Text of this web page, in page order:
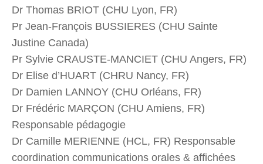
Dr Thomas BRIOT (CHU Lyon, FR)
Pr Jean-François BUSSIERES (CHU Sainte
Justine Canada)
Pr Sylvie CRAUSTE-MANCIET (CHU Angers, FR)
Dr Elise d’HUART (CHRU Nancy, FR)
Dr Damien LANNOY (CHU Orléans, FR)
Dr Frédéric MARÇON (CHU Amiens, FR)
Responsable pédagogie
Dr Camille MERIENNE (HCL, FR) Responsable
coordination communications orales & affichées